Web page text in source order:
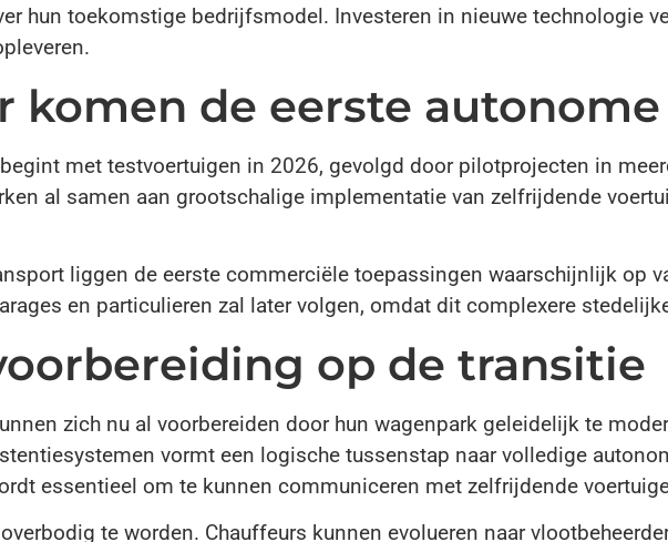
hun toekomstige bedrijfsmodel. Investeren in nieuwe technologie
komen de eerste
met testvoertuigen in 2026, gevolgd door pilotprojecten in
al samen aan grootschalige implementatie van zelfrijdende
liggen de eerste commerciële toepassingen waarschijnlijk op
en particulieren zal later volgen, omdat dit complexere
op de transitie
zich nu al voorbereiden door hun wagenpark geleidelijk te
vormt een logische tussenstap naar volledige
essentieel om te kunnen communiceren met zelfrijdende
te worden. Chauffeurs kunnen evolueren naar